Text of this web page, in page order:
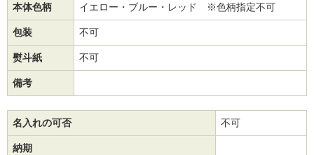
本体色柄 イエロー・ブルー・レッド ※色柄指定不可
包装 不可
熨斗紙 不可
備考
名入れの可否 不可
納期